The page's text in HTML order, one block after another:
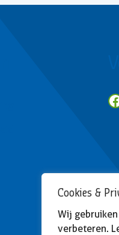
Cookies &
Wij
verbeteren.